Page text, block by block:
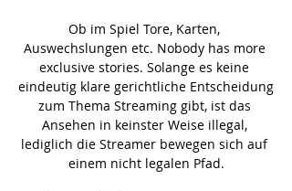
Ob im Spiel Tore, Karten,
Auswechslungen etc. Nobody has more
exclusive stories. Solange es keine
eindeutig klare gerichtliche Entscheidung
zum Thema Streaming gibt, ist das
Ansehen in keinster Weise illegal,
lediglich die Streamer bewegen sich auf
einem nicht legalen Pfad.